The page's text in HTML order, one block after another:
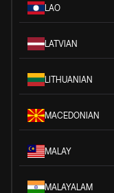
LAO
LATVIAN
LITHUANIAN
MACEDONIAN
MALAY
MALAYALAM